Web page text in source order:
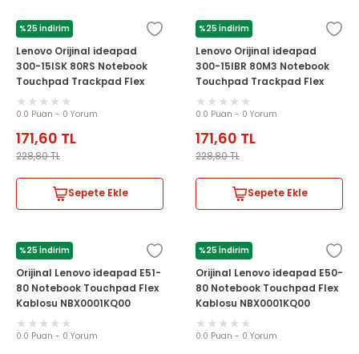
%25 İndirim
LENOVO
Lenovo Orijinal ideapad
300-15ISK 80RS Notebook
Touchpad Trackpad Flex
Kablosu
0.0 Puan - 0 Yorum
171,60 TL
228,80TL
Sepete Ekle
%25 İndirim
LENOVO
Lenovo Orijinal ideapad
300-15IBR 80M3 Notebook
Touchpad Trackpad Flex
Kablosu
0.0 Puan - 0 Yorum
171,60 TL
228,80TL
Sepete Ekle
%25 İndirim
LENOVO
Orijinal Lenovo ideapad E51-
80 Notebook Touchpad Flex
Kablosu NBX0001KQ00
0.0 Puan - 0 Yorum
%25 İndirim
LENOVO
Orijinal Lenovo ideapad E50-
80 Notebook Touchpad Flex
Kablosu NBX0001KQ00
0.0 Puan - 0 Yorum